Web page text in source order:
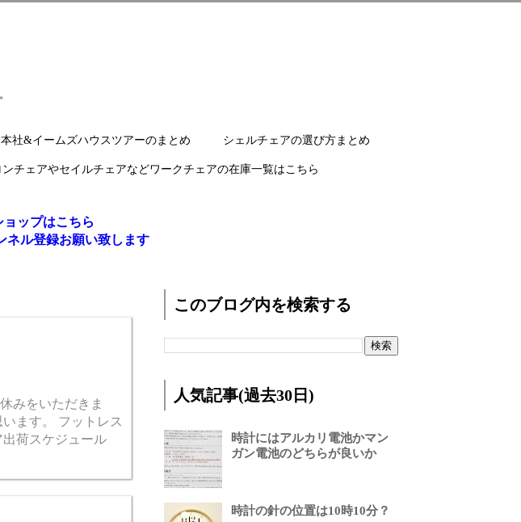
社&イームズハウスツアーのまとめ シェルチェアの選び方まとめ
ンチェアやセイルチェアなどワークチェアの在庫一覧はこちら
ップはこちら
ネル登録お願い致します
みをいただきま
ます。 フットレス
出荷スケジュール
このブログ内を検索する
人気記事(過去30日)
時計にはアルカリ電池かマン
ガン電池のどちらが良いか
時計の針の位置は10時10分？